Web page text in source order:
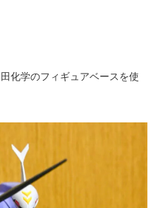
化学のフィギュアベースを使